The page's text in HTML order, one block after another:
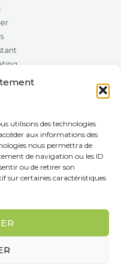
utilisons des technologies
aux informations des
nous permettra de
de navigation ou les ID
ou de retirer son
sur certaines caractéristiques
Laval, QC H7V 0B9